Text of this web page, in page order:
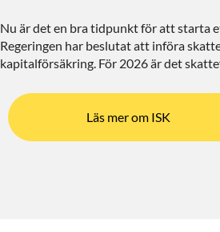
Nu är det en bra tidpunkt för att starta
Regeringen har beslutat att införa
kapitalförsäkring. För 2026 är det
Läs mer om ISK